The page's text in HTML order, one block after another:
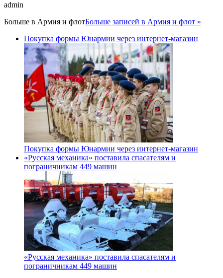
admin
Больше в Армия и флотБольше записей в Армия и флот »
Покупка формы Юнармии через интернет-магазин
Покупка формы Юнармии через интернет-магазин
«Русская механика» поставила спасателям и
пограничникам 449 машин
«Русская механика» поставила спасателям и
пограничникам 449 машин